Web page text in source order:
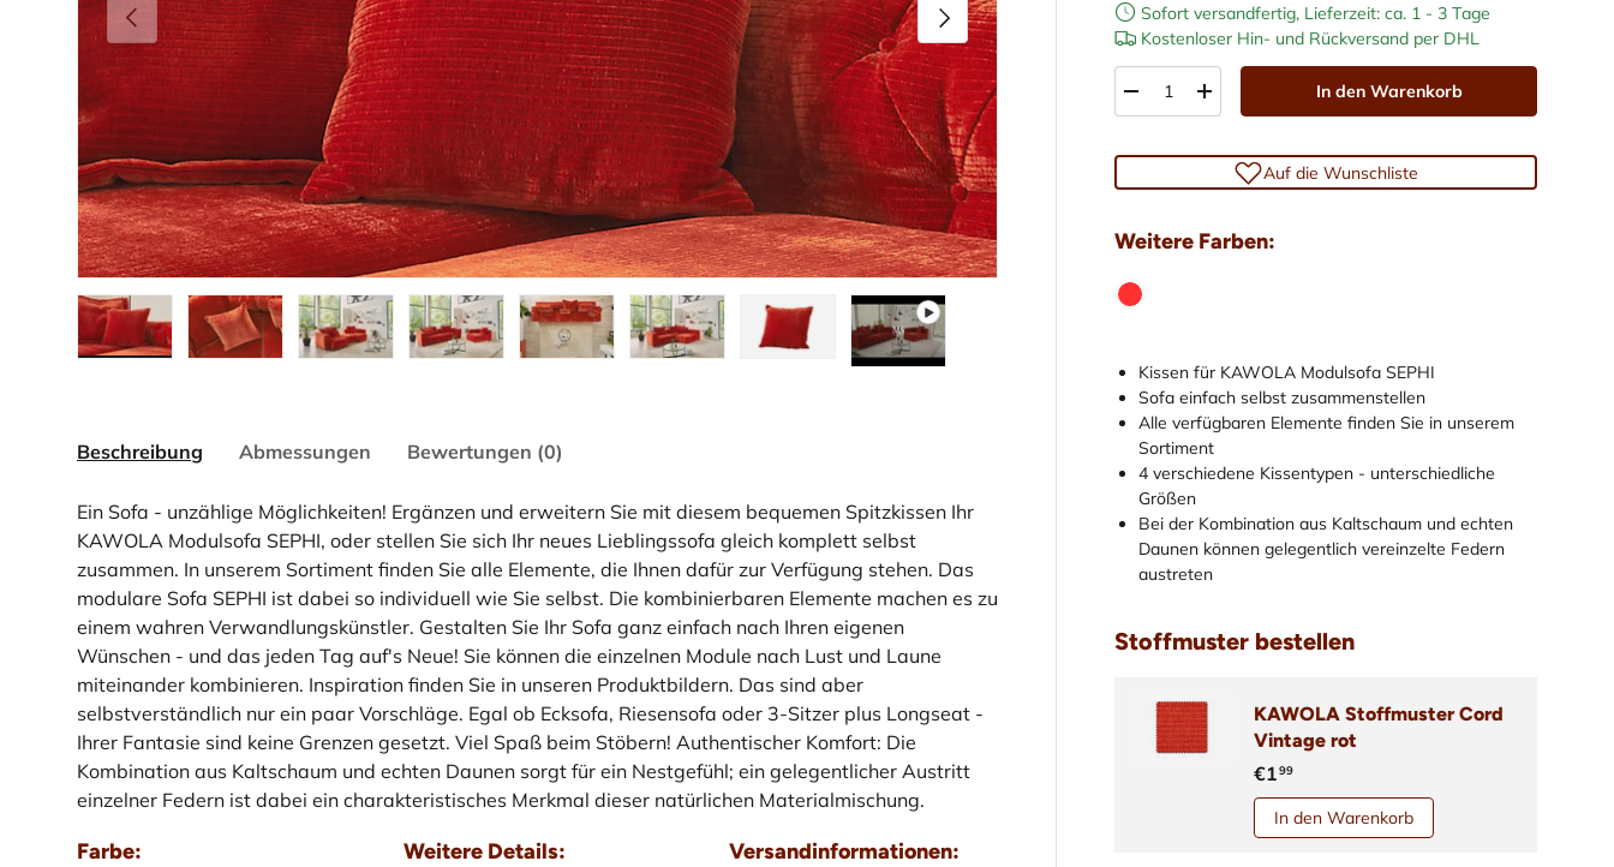
Vorherige Nächste
Bild 1 in Galerieansicht laden
Bild 2 in Galerieansicht laden
Bild 3 in Galerieansicht laden
Bild 4 in Galerieansicht laden
Bild 5 in Galerieansicht laden
Bild 6 in Galerieansicht laden
Bild 7 in Galerieansicht laden
Video 1 in Galerieansicht abspielen
Sofort versandfertig, Lieferzeit: ca. 1 - 3 Tage
Kostenloser Hin- und Rückversand per DHL
-
+ In den Warenkorb
Auf die Wunschliste
Weitere Farben:
Kissen für KAWOLA Modulsofa SEPHI
Sofa einfach selbst zusammenstellen
Alle verfügbaren Elemente finden Sie in unserem
Sortiment
4 verschiedene Kissentypen - unterschiedliche
Größen
Bei der Kombination aus Kaltschaum und echten
Daunen können gelegentlich vereinzelte Federn
austreten
Stoffmuster bestellen
KAWOLA Stoffmuster Cord
Vintage rot
€199
In den Warenkorb
Beschreibung Abmessungen Bewertungen (0)
Ein Sofa - unzählige Möglichkeiten! Ergänzen und erweitern Sie mit diesem bequemen Spitzkissen Ihr
KAWOLA Modulsofa SEPHI, oder stellen Sie sich Ihr neues Lieblingssofa gleich komplett selbst
zusammen. In unserem Sortiment finden Sie alle Elemente, die Ihnen dafür zur Verfügung stehen. Das
modulare Sofa SEPHI ist dabei so individuell wie Sie selbst. Die kombinierbaren Elemente machen es zu
einem wahren Verwandlungskünstler. Gestalten Sie Ihr Sofa ganz einfach nach Ihren eigenen
Wünschen - und das jeden Tag auf's Neue! Sie können die einzelnen Module nach Lust und Laune
miteinander kombinieren. Inspiration finden Sie in unseren Produktbildern. Das sind aber
selbstverständlich nur ein paar Vorschläge. Egal ob Ecksofa, Riesensofa oder 3-Sitzer plus Longseat -
Ihrer Fantasie sind keine Grenzen gesetzt. Viel Spaß beim Stöbern! Authentischer Komfort: Die
Kombination aus Kaltschaum und echten Daunen sorgt für ein Nestgefühl; ein gelegentlicher Austritt
einzelner Federn ist dabei ein charakteristisches Merkmal dieser natürlichen Materialmischung.
Farbe:
Weitere Details: Versandinformationen: